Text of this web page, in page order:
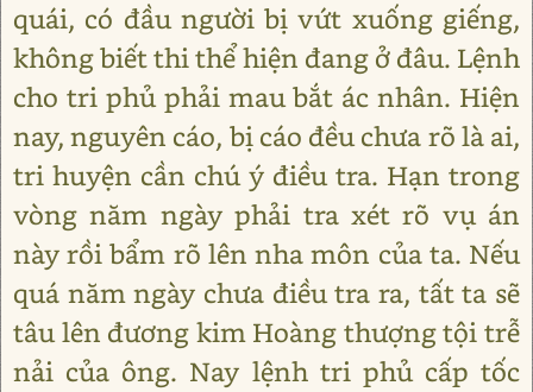
quái, có đầu người bị vứt xuống giếng,
không biết thi thể hiện đang ở đâu. Lệnh
cho tri phủ phải mau bắt ác nhân. Hiện
nay, nguyên cáo, bị cáo đều chưa rõ là ai,
tri huyện cần chú ý điều tra. Hạn trong
vòng năm ngày phải tra xét rõ vụ án
này rồi bẩm rõ lên nha môn của ta. Nếu
quá năm ngày chưa điều tra ra, tất ta sẽ
tâu lên đương kim Hoàng thượng tội trễ
nải của ông. Nay lệnh tri phủ cấp tốc